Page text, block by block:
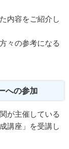
内容をご紹介し
々の参考になる
への参加
が主催している
講座」を受講し